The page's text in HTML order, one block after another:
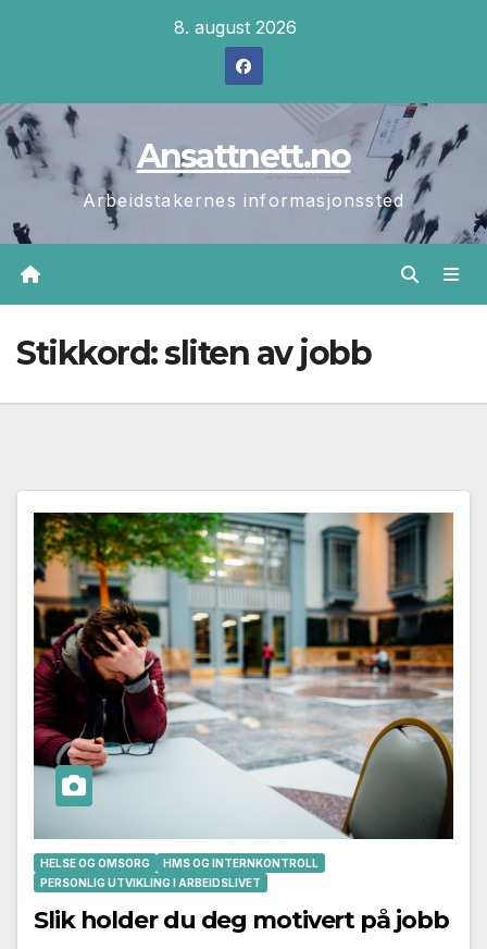
8. august 2026
Ansattnett.no
Arbeidstakernes informasjonssted
Stikkord:sliten av jobb
HELSE OG OMSORG
HMS OG INTERNKONTROLL
PERSONLIG UTVIKLING I ARBEIDSLIVET
Slik holder du deg motivert på jobb